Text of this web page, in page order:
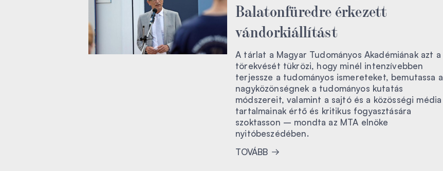
Balatonfüredre érkezett
vándorkiállítást
A tárlat a Magyar Tudományos Akadémiának azt a
törekvését tükrözi, hogy minél intenzívebben
terjessze a tudományos ismereteket, bemutassa a
nagyközönségnek a tudományos kutatás
módszereit, valamint a sajtó és a közösségi média
tartalmainak értő és kritikus fogyasztására
szoktasson – mondta az MTA elnöke
nyitóbeszédében.
TOVÁBB